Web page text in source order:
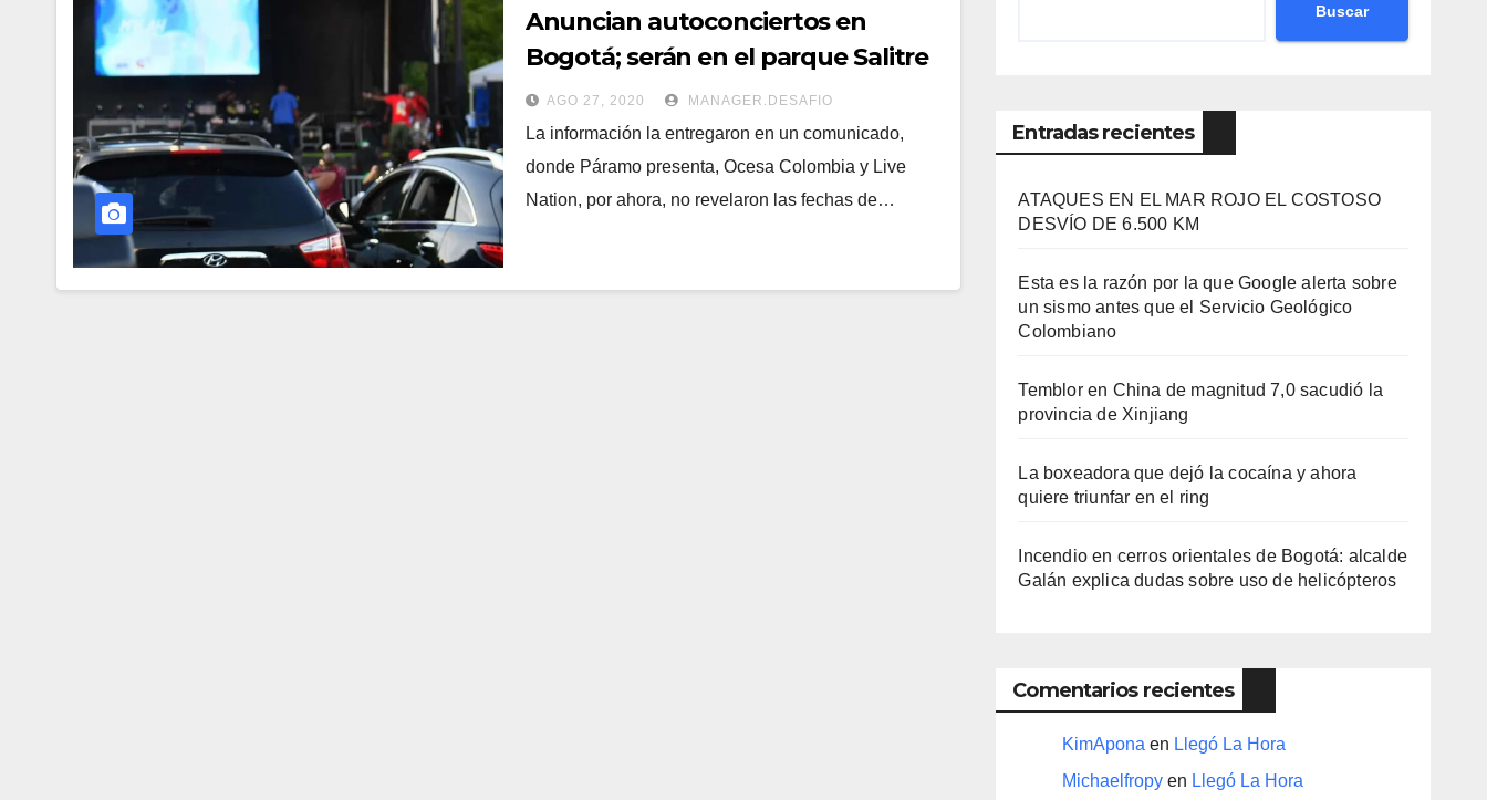
Anuncian autoconciertos en
Bogotá; serán en el parque Salitre
Mágico
AGO 27, 2020 MANAGER.DESAFIO
La información la entregaron en un comunicado,
donde Páramo presenta, Ocesa Colombia y Live
Nation, por ahora, no revelaron las fechas de…
Buscar
Entradas recientes
ATAQUES EN EL MAR ROJO EL COSTOSO
DESVÍO DE 6.500 KM
Esta es la razón por la que Google alerta sobre
un sismo antes que el Servicio Geológico
Colombiano
Temblor en China de magnitud 7,0 sacudió la
provincia de Xinjiang
La boxeadora que dejó la cocaína y ahora
quiere triunfar en el ring​
Incendio en cerros orientales de Bogotá: alcalde
Galán explica dudas sobre uso de helicópteros
Comentarios recientes
KimApona en Llegó La Hora
Michaelfropy en Llegó La Hora